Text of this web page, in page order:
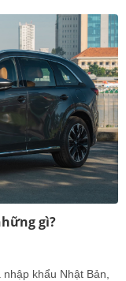
gì?
khẩu Nhật Bản,